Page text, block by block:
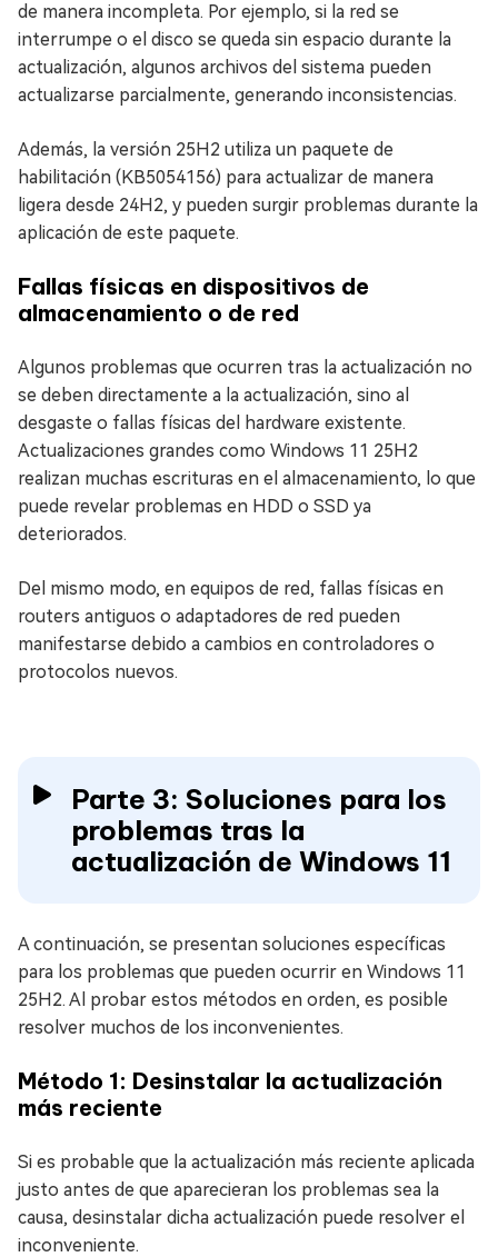
de manera incompleta. Por ejemplo, si la red se
interrumpe o el disco se queda sin espacio durante la
actualización, algunos archivos del sistema pueden
actualizarse parcialmente, generando inconsistencias.
Además, la versión 25H2 utiliza un paquete de
habilitación (KB5054156) para actualizar de manera
ligera desde 24H2, y pueden surgir problemas durante la
aplicación de este paquete.
Fallas físicas en dispositivos de
almacenamiento o de red
Algunos problemas que ocurren tras la actualización no
se deben directamente a la actualización, sino al
desgaste o fallas físicas del hardware existente.
Actualizaciones grandes como Windows 11 25H2
realizan muchas escrituras en el almacenamiento, lo que
puede revelar problemas en HDD o SSD ya
deteriorados.
Del mismo modo, en equipos de red, fallas físicas en
routers antiguos o adaptadores de red pueden
manifestarse debido a cambios en controladores o
protocolos nuevos.
Parte 3: Soluciones para los
problemas tras la
actualización de Windows 11
A continuación, se presentan soluciones específicas
para los problemas que pueden ocurrir en Windows 11
25H2. Al probar estos métodos en orden, es posible
resolver muchos de los inconvenientes.
Método 1: Desinstalar la actualización
más reciente
Si es probable que la actualización más reciente aplicada
justo antes de que aparecieran los problemas sea la
causa, desinstalar dicha actualización puede resolver el
inconveniente.